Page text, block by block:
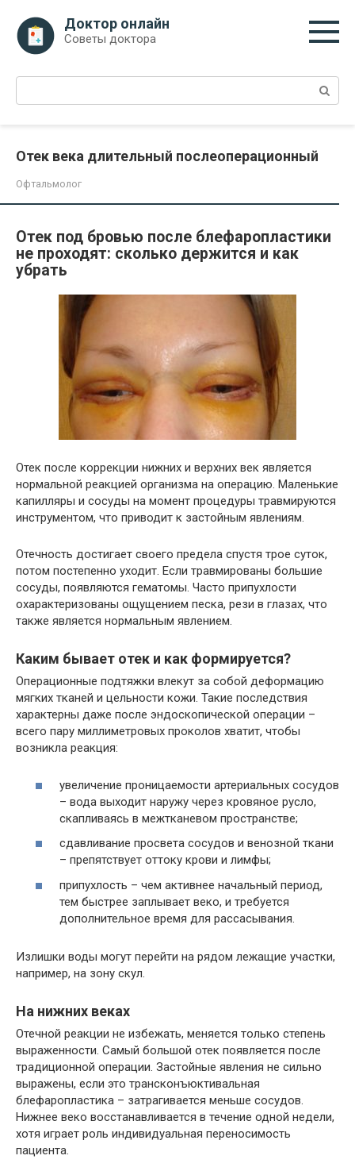
контенту
Доктор онлайн
Советы доктора
Поиск:
Отек века длительный послеоперационный
Офтальмолог
Отек под бровью после блефаропластики
не проходят: сколько держится и как
убрать
Отек после коррекции нижних и верхних век является
нормальной реакцией организма на операцию. Маленькие
капилляры и сосуды на момент процедуры травмируются
инструментом, что приводит к застойным явлениям.
Отечность достигает своего предела спустя трое суток,
потом постепенно уходит. Если травмированы большие
сосуды, появляются гематомы. Часто припухлости
охарактеризованы ощущением песка, рези в глазах, что
также является нормальным явлением.
Каким бывает отек и как формируется?
Операционные подтяжки влекут за собой деформацию
мягких тканей и цельности кожи. Такие последствия
характерны даже после эндоскопической операции –
всего пару миллиметровых проколов хватит, чтобы
возникла реакция:
увеличение проницаемости артериальных сосудов
– вода выходит наружу через кровяное русло,
скапливаясь в межтканевом пространстве;
сдавливание просвета сосудов и венозной ткани
– препятствует оттоку крови и лимфы;
припухлость – чем активнее начальный период,
тем быстрее заплывает веко, и требуется
дополнительное время для рассасывания.
Излишки воды могут перейти на рядом лежащие участки,
например, на зону скул.
На нижних веках
Отечной реакции не избежать, меняется только степень
выраженности. Самый большой отек появляется после
традиционной операции. Застойные явления не сильно
выражены, если это трансконъюктивальная
блефаропластика – затрагивается меньше сосудов.
Нижнее веко восстанавливается в течение одной недели,
хотя играет роль индивидуальная переносимость
пациента.